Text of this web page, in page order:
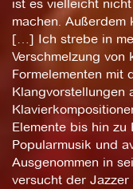
ist es vielleicht
machen.
[…] Ich strebe in
Verschmelzung von
Formelementen mit
Elemente bis hin zu
Popularmusik und
Ausgenommen in
versucht der